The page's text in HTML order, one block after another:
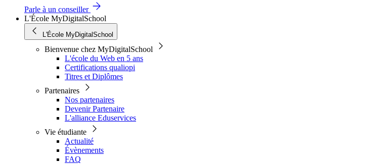
Parle à un conseiller
L'École MyDigitalSchool
L'École MyDigitalSchool
Bienvenue chez MyDigitalSchool
L'école du Web en 5 ans
Certifications qualiopi
Titres et Diplômes
Partenaires
Nos partenaires
Devenir Partenaire
L'alliance Eduservices
Vie étudiante
Actualité
Évènements
FAQ